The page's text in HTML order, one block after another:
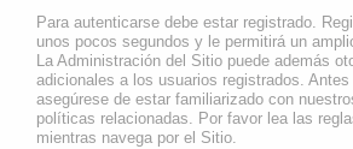
Para autenticarse debe estar registrado.
unos pocos segundos y le permitirá un
La Administración del Sitio puede además
adicionales a los usuarios registrados.
asegúrese de estar familiarizado con
políticas relacionadas. Por favor lea las
mientras navega por el Sitio.